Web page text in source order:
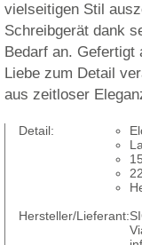
vielseitigen Stil
Schreibgerät dank
Bedarf an. Gefertigt
Liebe zum Detail
aus zeitloser
Detail:
Hersteller/Lieferant: